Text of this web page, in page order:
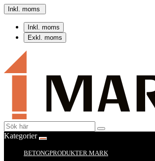
Inkl. moms
Inkl. moms
Exkl. moms
Kategorier
BETONGPRODUKTER MARK